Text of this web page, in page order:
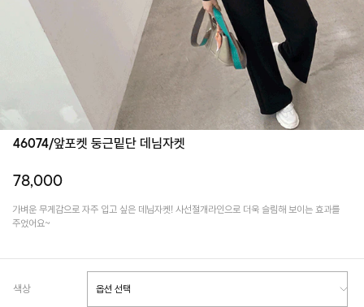
46074/앞포켓 둥근밑단 데님자켓
78,000
가벼운 무게감으로 자주 입고 싶은 데님자켓! 사선절개라인으로 더욱 슬림해 보이는 효과를
주었어요~
색상